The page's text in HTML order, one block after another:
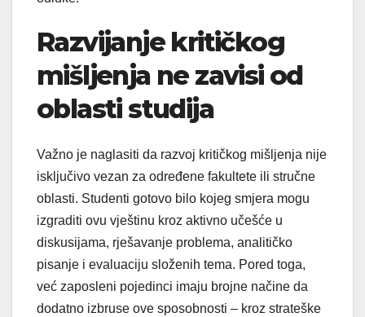
Razvijanje kritičkog
mišljenja ne zavisi od
oblasti studija
Važno je naglasiti da razvoj kritičkog mišljenja nije
isključivo vezan za određene fakultete ili stručne
oblasti. Studenti gotovo bilo kojeg smjera mogu
izgraditi ovu vještinu kroz aktivno učešće u
diskusijama, rješavanje problema, analitičko
pisanje i evaluaciju složenih tema. Pored toga,
već zaposleni pojedinci imaju brojne načine da
dodatno izbruse ove sposobnosti – kroz strateške